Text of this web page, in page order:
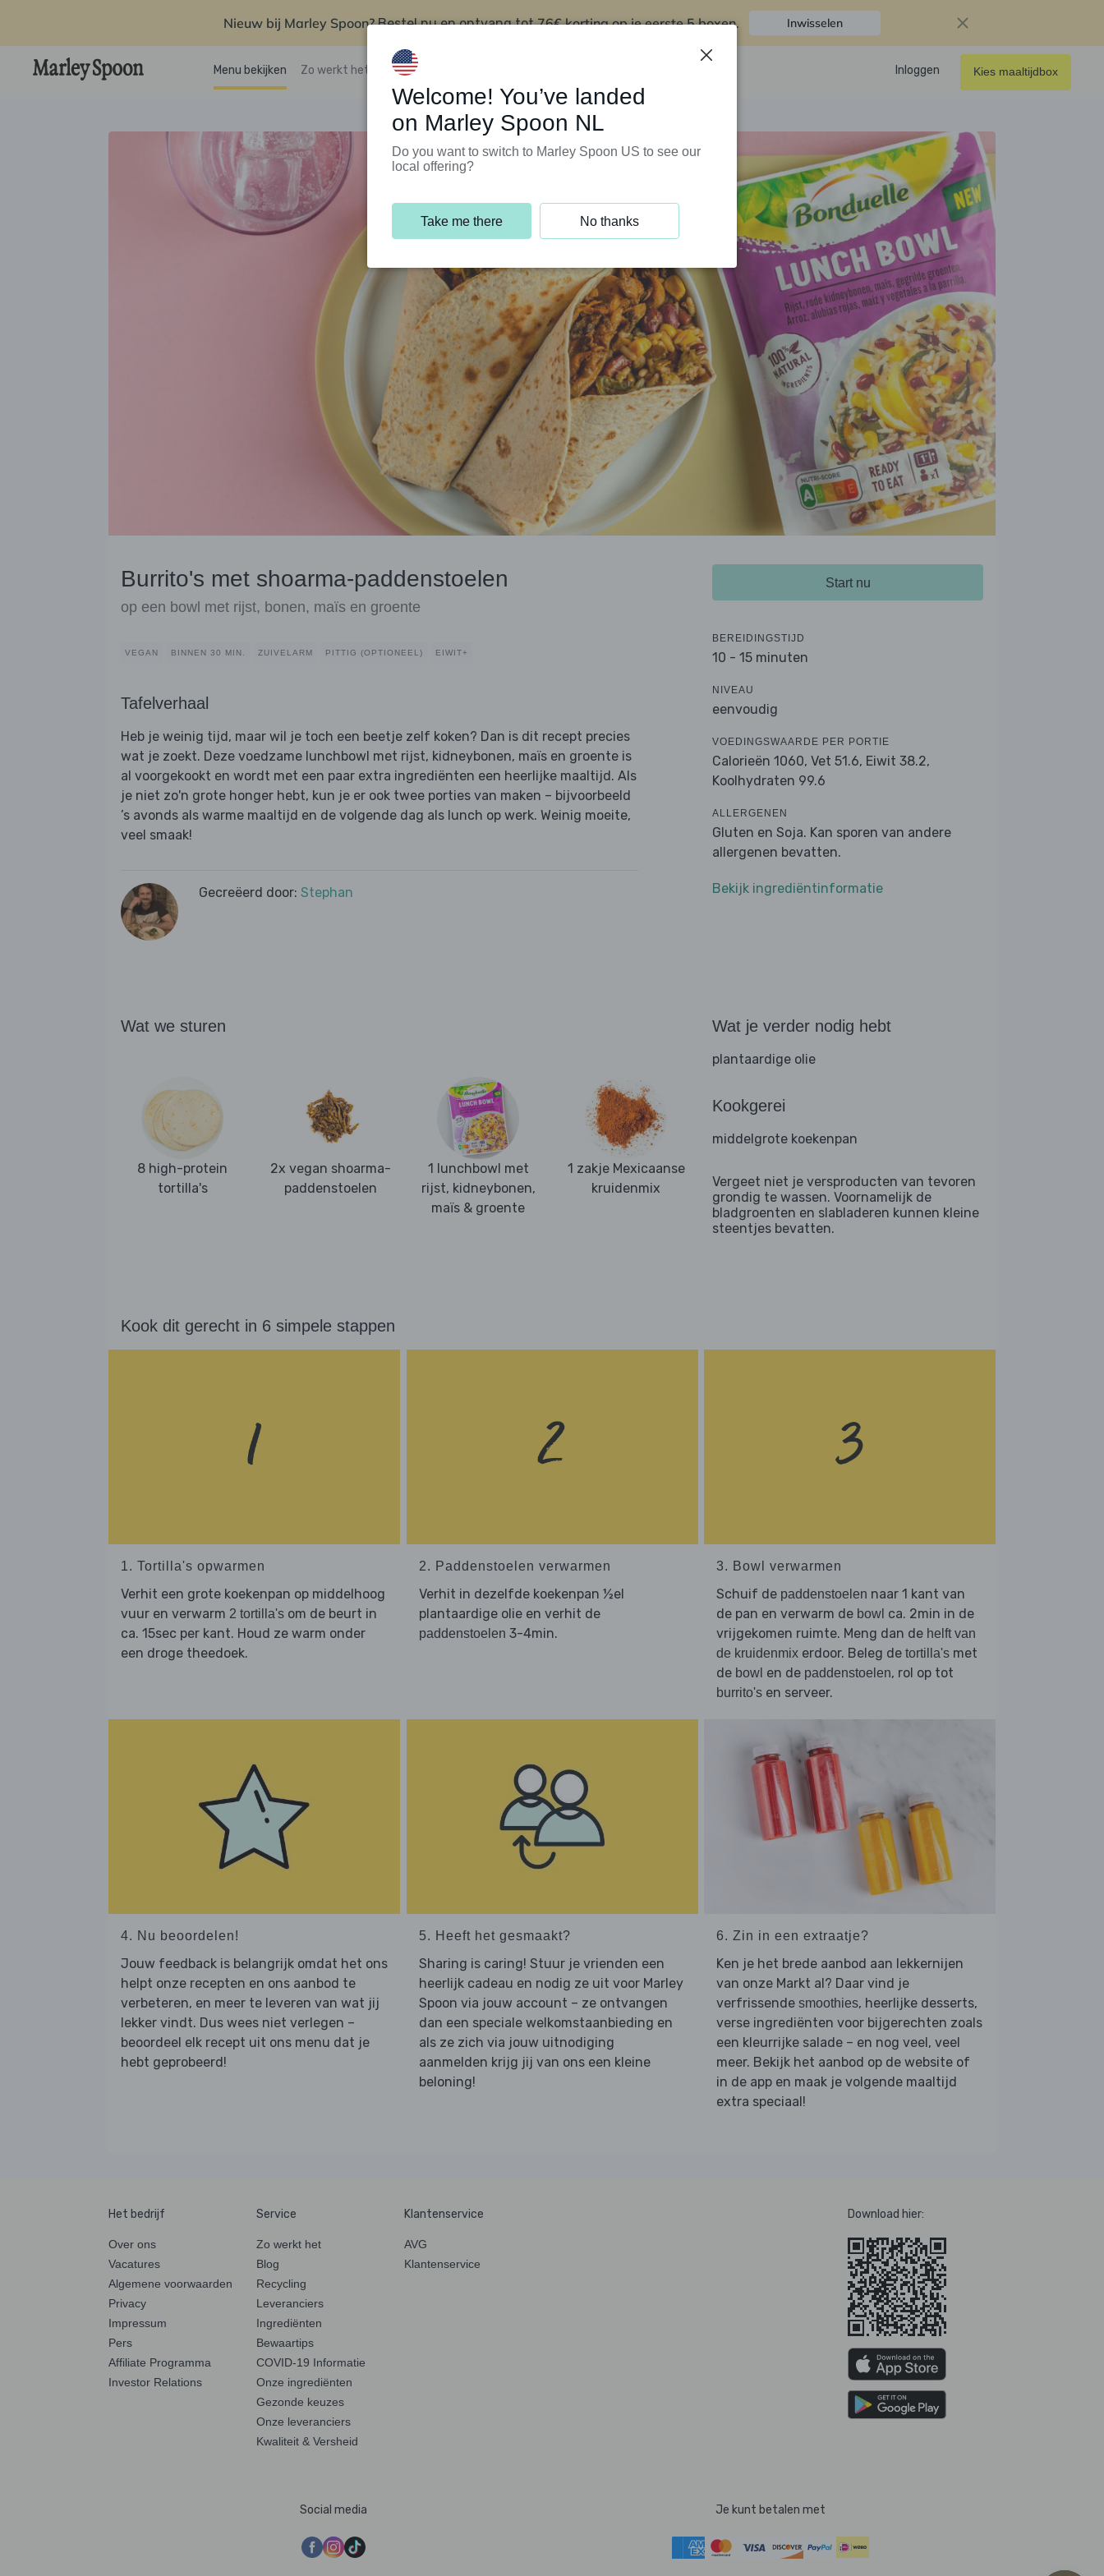
Nieuw bij Marley Spoon?Bestel nu en ontvang tot76€ korting op je eerste 5 boxen. Inwisselen
Menu bekijken Zo werkt het Klantenservice Inloggen Kies maaltijdbox
Burrito's met shoarma-paddenstoelen
op een bowl met rijst, bonen, maïs en groente
VEGAN BINNEN 30 MIN. ZUIVELARM PITTIG (OPTIONEEL) EIWIT+
Tafelverhaal
Heb je weinig tijd, maar wil je toch een beetje zelf koken? Dan is dit recept precies
wat je zoekt. Deze voedzame lunchbowl met rijst, kidneybonen, maïs en groente is
al voorgekookt en wordt met een paar extra ingrediënten een heerlijke maaltijd. Als
je niet zo'n grote honger hebt, kun je er ook twee porties van maken – bijvoorbeeld
’s avonds als warme maaltijd en de volgende dag als lunch op werk. Weinig moeite,
veel smaak!
Gecreëerd door: Stephan
Start nu
BEREIDINGSTIJD
10 - 15 minuten
NIVEAU
eenvoudig
VOEDINGSWAARDE PER PORTIE
Calorieën 1060, Vet 51.6, Eiwit 38.2,
Koolhydraten 99.6
ALLERGENEN
Gluten en Soja. Kan sporen van andere
allergenen bevatten.
Bekijk ingrediëntinformatie
Wat we sturen
8 high-protein
tortilla's
2x vegan shoarma-
paddenstoelen
1 lunchbowl met
rijst, kidneybonen,
maïs & groente
1 zakje Mexicaanse
kruidenmix
Wat je verder nodig hebt
plantaardige olie
Kookgerei
middelgrote koekenpan
Vergeet niet je versproducten van tevoren
grondig te wassen. Voornamelijk de
bladgroenten en slabladeren kunnen kleine
steentjes bevatten.
Kook dit gerecht in 6 simpele stappen
1. Tortilla's opwarmen
Verhit een grote koekenpan op middelhoog
vuur en verwarm 2 tortilla's om de beurt in
ca. 15sec per kant. Houd ze warm onder
een droge theedoek.
2. Paddenstoelen verwarmen
Verhit in dezelfde koekenpan ½el
plantaardige olie en verhit de
paddenstoelen 3-4min.
3. Bowl verwarmen
Schuif de paddenstoelen naar 1 kant van
de pan en verwarm de bowl ca. 2min in de
vrijgekomen ruimte. Meng dan de helft van
de kruidenmix erdoor. Beleg de tortilla's met
de bowl en de paddenstoelen, rol op tot
burrito's en serveer.
4. Nu beoordelen!
Jouw feedback is belangrijk omdat het ons
helpt onze recepten en ons aanbod te
verbeteren, en meer te leveren van wat jij
lekker vindt. Dus wees niet verlegen –
beoordeel elk recept uit ons menu dat je
hebt geprobeerd!
5. Heeft het gesmaakt?
Sharing is caring! Stuur je vrienden een
heerlijk cadeau en nodig ze uit voor Marley
Spoon via jouw account – ze ontvangen
dan een speciale welkomstaanbieding en
als ze zich via jouw uitnodiging
aanmelden krijg jij van ons een kleine
beloning!
6. Zin in een extraatje?
Ken je het brede aanbod aan lekkernijen
van onze Markt al? Daar vind je
verfrissende smoothies, heerlijke desserts,
verse ingrediënten voor bijgerechten zoals
een kleurrijke salade – en nog veel, veel
meer. Bekijk het aanbod op de website of
in de app en maak je volgende maaltijd
extra speciaal!
Het bedrijf
Over ons
Vacatures
Algemene voorwaarden
Privacy
Impressum
Pers
Affiliate Programma
Investor Relations
Service
Zo werkt het
Blog
Recycling
Leveranciers
Ingrediënten
Bewaartips
COVID-19 Informatie
Onze ingrediënten
Gezonde keuzes
Onze leveranciers
Kwaliteit & Versheid
Klantenservice
AVG
Klantenservice
Download hier:
Social media Je kunt betalen met
Welcome! You’ve landed
on Marley Spoon NL
Do you want to switch to Marley Spoon US to see our
local offering?
Take me there No thanks